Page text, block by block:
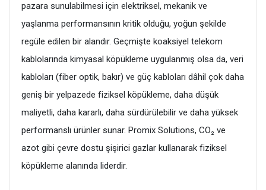
pazara sunulabilmesi için elektriksel, mekanik ve
yaşlanma performansının kritik olduğu, yoğun şekilde
regüle edilen bir alandır. Geçmişte koaksiyel telekom
kablolarında kimyasal köpükleme uygulanmış olsa da, veri
kabloları (fiber optik, bakır) ve güç kabloları dâhil çok daha
geniş bir yelpazede fiziksel köpükleme, daha düşük
maliyetli, daha kararlı, daha sürdürülebilir ve daha yüksek
performanslı ürünler sunar. Promix Solutions, CO₂ ve
azot gibi çevre dostu şişirici gazlar kullanarak fiziksel
köpükleme alanında liderdir.